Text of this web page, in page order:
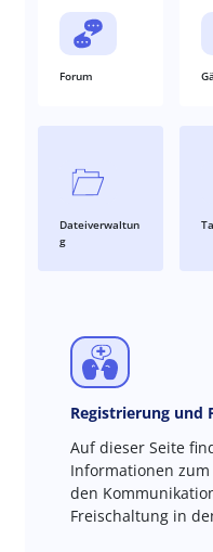
Forum
Dateiverwaltun
g
Registrierung und
Auf dieser Seite
Informationen
den
Freischaltung in